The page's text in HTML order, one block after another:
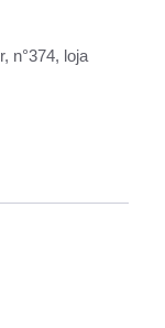
n°374, loja